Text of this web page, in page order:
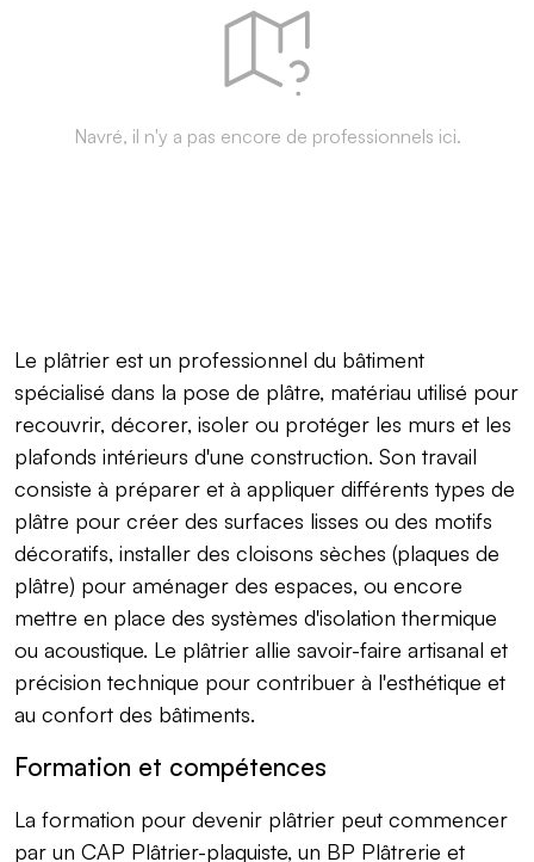
Navré, il n'y a pas encore de professionnels ici.
Le plâtrier est un professionnel du bâtiment
spécialisé dans la pose de plâtre, matériau utilisé pour
recouvrir, décorer, isoler ou protéger les murs et les
plafonds intérieurs d'une construction. Son travail
consiste à préparer et à appliquer différents types de
plâtre pour créer des surfaces lisses ou des motifs
décoratifs, installer des cloisons sèches (plaques de
plâtre) pour aménager des espaces, ou encore
mettre en place des systèmes d'isolation thermique
ou acoustique. Le plâtrier allie savoir-faire artisanal et
précision technique pour contribuer à l'esthétique et
au confort des bâtiments.
Formation et compétences
La formation pour devenir plâtrier peut commencer
par un CAP Plâtrier-plaquiste, un BP Plâtrerie et